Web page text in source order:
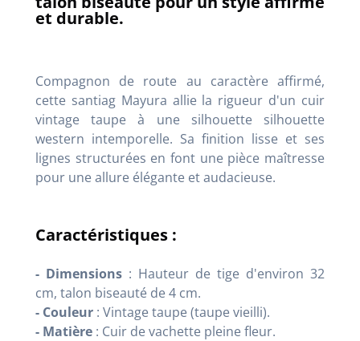
et durable.
Compagnon de route au caractère affirmé,
cette santiag Mayura allie la rigueur d'un cuir
vintage taupe à une silhouette silhouette
western intemporelle. Sa finition lisse et ses
lignes structurées en font une pièce maîtresse
pour une allure élégante et audacieuse.
Caractéristiques :
- Dimensions : Hauteur de tige d'environ 32
cm, talon biseauté de 4 cm.
- Couleur : Vintage taupe (taupe vieilli).
- Matière : Cuir de vachette pleine fleur.